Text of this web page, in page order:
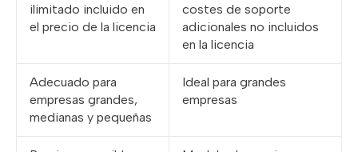
ilimitado incluido en
el precio de la licencia
costes de soporte
adicionales no incluidos
en la licencia
Adecuado para
empresas grandes,
medianas y pequeñas
Ideal para grandes
empresas